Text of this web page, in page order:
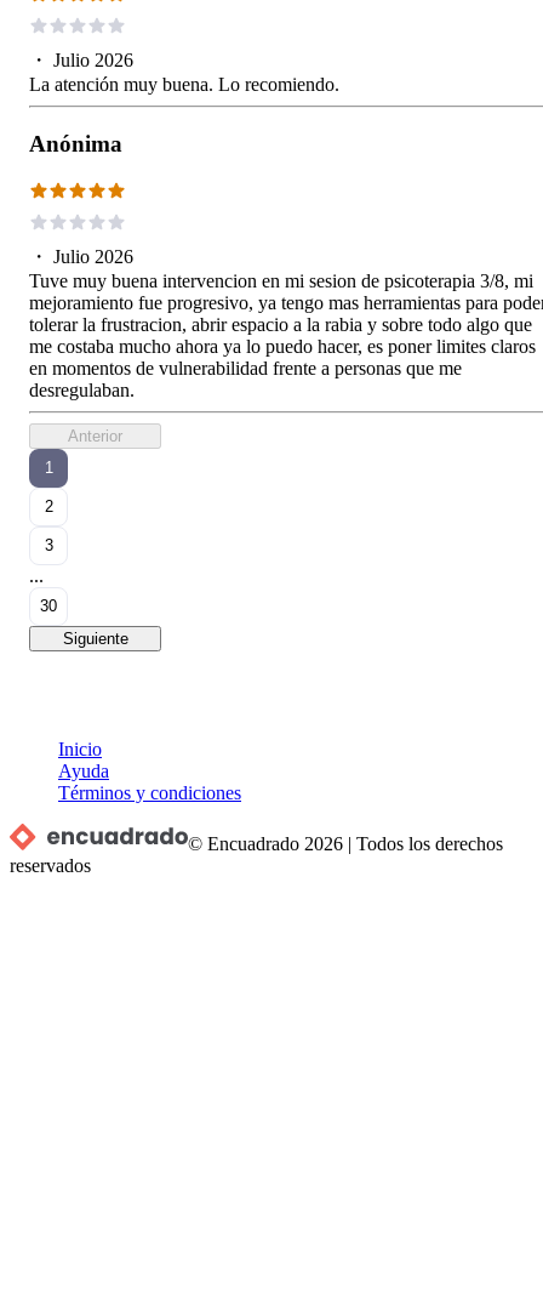
・ Julio 2026
La atención muy buena. Lo recomiendo.
Anónima
・ Julio 2026
Tuve muy buena intervencion en mi sesion de psicoterapia 3/8, mi
mejoramiento fue progresivo, ya tengo mas herramientas para
tolerar la frustracion, abrir espacio a la rabia y sobre todo algo que
me costaba mucho ahora ya lo puedo hacer, es poner limites claros
en momentos de vulnerabilidad frente a personas que me
desregulaban.
Anterior
1
2
3
...
30
Siguiente
Inicio
Ayuda
Términos y condiciones
© Encuadrado 2026 |Todos los derechos
reservados